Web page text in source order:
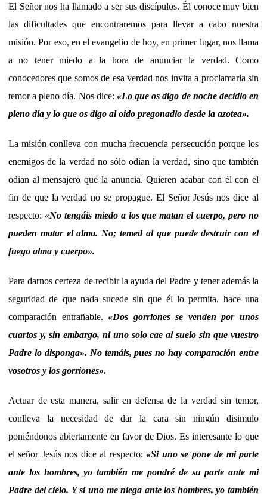
El Señor nos ha llamado a ser sus discípulos. Él conoce muy bien
las dificultades que encontraremos para llevar a cabo nuestra
misión. Por eso, en el evangelio de hoy, en primer lugar, nos llama
a no tener miedo a la hora de anunciar la verdad. Como
conocedores que somos de esa verdad nos invita a proclamarla sin
temor a pleno día. Nos dice: «Lo que os digo de noche decidlo en
pleno día y lo que os digo al oído pregonadlo desde la azotea».
La misión conlleva con mucha frecuencia persecución porque los
enemigos de la verdad no sólo odian la verdad, sino que también
odian al mensajero que la anuncia. Quieren acabar con él con el
fin de que la verdad no se propague. El Señor Jesús nos dice al
respecto: «No tengáis miedo a los que matan el cuerpo, pero no
pueden matar el alma. No; temed al que puede destruir con el
fuego alma y cuerpo».
Para darnos certeza de recibir la ayuda del Padre y tener además la
seguridad de que nada sucede sin que él lo permita, hace una
comparación entrañable.«Dos gorriones se venden por unos
cuartos y, sin embargo, ni uno solo cae al suelo sin que vuestro
Padre lo disponga». No temáis, pues no hay comparación entre
vosotros y los gorriones».
Actuar de esta manera, salir en defensa de la verdad sin temor,
conlleva la necesidad de dar la cara sin ningún disimulo
poniéndonos abiertamente en favor de Dios. Es interesante lo que
el señor Jesús nos dice al respecto:«Si uno se pone de mi parte
ante los hombres, yo también me pondré de su parte ante mi
Padre del cielo. Y si uno me niega ante los hombres, yo también